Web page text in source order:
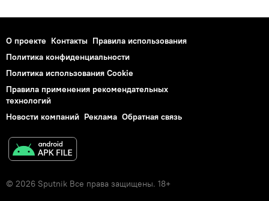
О проекте Контакты Правила использования
Политика конфиденциальности
Политика использования Cookie
Правила применения рекомендательных
технологий
Новости компаний Реклама Обратная связь
© 2026 Sputnik Все права защищены. 18+